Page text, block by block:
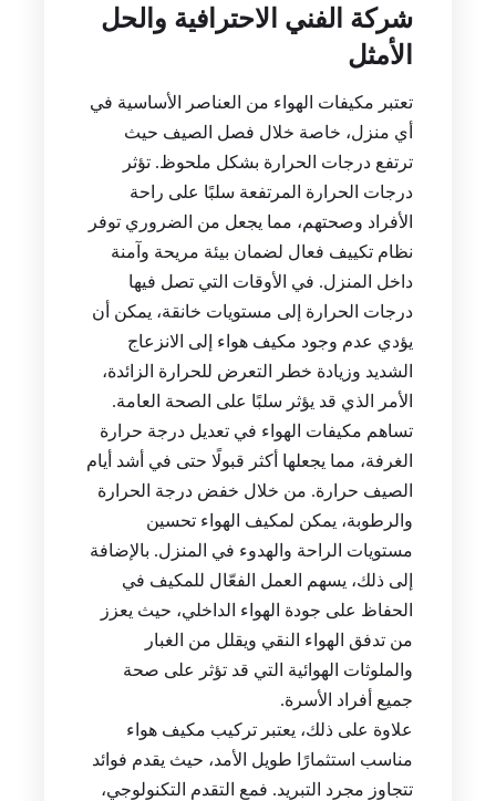
شركة الفني الاحترافية والحل
الأمثل
تعتبر مكيفات الهواء من العناصر الأساسية في
أي منزل، خاصة خلال فصل الصيف حيث
ترتفع درجات الحرارة بشكل ملحوظ. تؤثر
درجات الحرارة المرتفعة سلبًا على راحة
الأفراد وصحتهم، مما يجعل من الضروري توفر
نظام تكييف فعال لضمان بيئة مريحة وآمنة
داخل المنزل. في الأوقات التي تصل فيها
درجات الحرارة إلى مستويات خانقة، يمكن أن
يؤدي عدم وجود مكيف هواء إلى الانزعاج
الشديد وزيادة خطر التعرض للحرارة الزائدة،
الأمر الذي قد يؤثر سلبًا على الصحة العامة.
تساهم مكيفات الهواء في تعديل درجة حرارة
الغرفة، مما يجعلها أكثر قبولًا حتى في أشد أيام
الصيف حرارة. من خلال خفض درجة الحرارة
والرطوبة، يمكن لمكيف الهواء تحسين
مستويات الراحة والهدوء في المنزل. بالإضافة
إلى ذلك، يسهم العمل الفعّال للمكيف في
الحفاظ على جودة الهواء الداخلي، حيث يعزز
من تدفق الهواء النقي ويقلل من الغبار
والملوثات الهوائية التي قد تؤثر على صحة
جميع أفراد الأسرة.
علاوة على ذلك، يعتبر تركيب مكيف هواء
مناسب استثمارًا طويل الأمد، حيث يقدم فوائد
تتجاوز مجرد التبريد. فمع التقدم التكنولوجي،